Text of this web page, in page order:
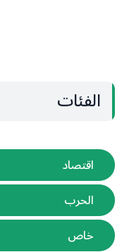
الفئات
اقتصاد
الحرب
خاص